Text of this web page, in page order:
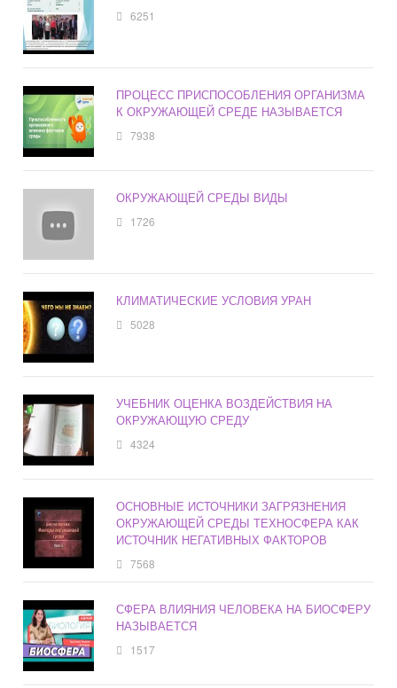
6251
ПРОЦЕСС ПРИСПОСОБЛЕНИЯ ОРГАНИЗМА
К ОКРУЖАЮЩЕЙ СРЕДЕ НАЗЫВАЕТСЯ
7938
ОКРУЖАЮЩЕЙ СРЕДЫ ВИДЫ
1726
КЛИМАТИЧЕСКИЕ УСЛОВИЯ УРАН
5028
УЧЕБНИК ОЦЕНКА ВОЗДЕЙСТВИЯ НА
ОКРУЖАЮЩУЮ СРЕДУ
4324
ОСНОВНЫЕ ИСТОЧНИКИ ЗАГРЯЗНЕНИЯ
ОКРУЖАЮЩЕЙ СРЕДЫ ТЕХНОСФЕРА КАК
ИСТОЧНИК НЕГАТИВНЫХ ФАКТОРОВ
7568
СФЕРА ВЛИЯНИЯ ЧЕЛОВЕКА НА БИОСФЕРУ
НАЗЫВАЕТСЯ
1517